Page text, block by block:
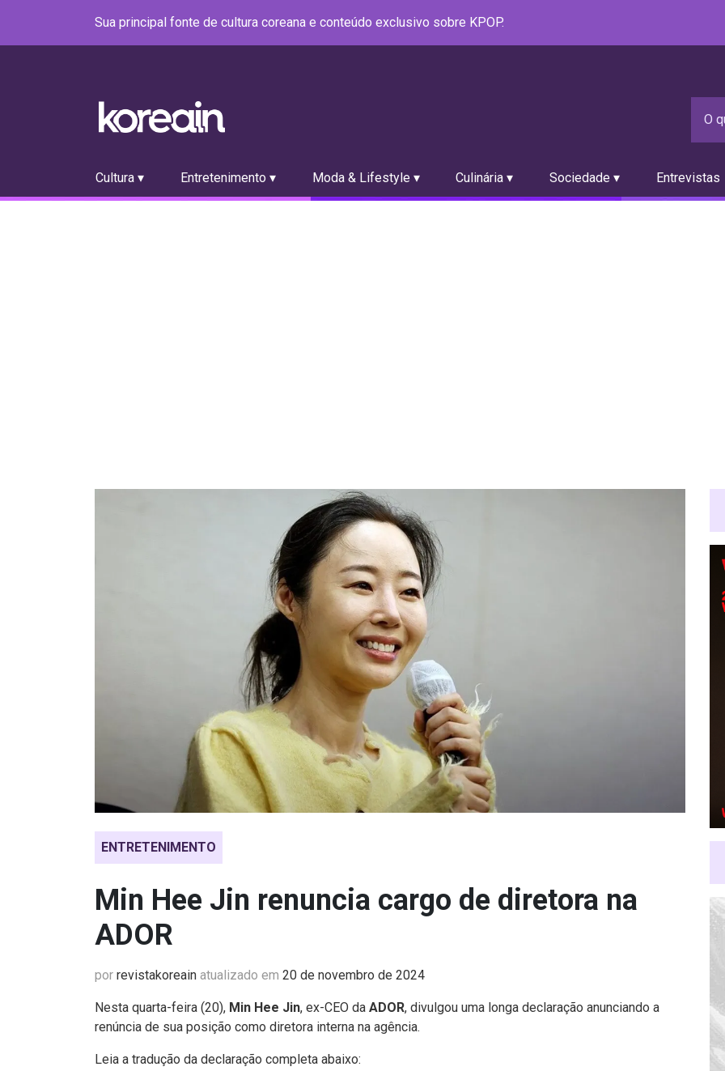
Sua principal fonte de cultura coreana e conteúdo exclusivo sobre KPOP.
Cultura ▾ Entretenimento ▾ Moda & Lifestyle ▾ Culinária ▾ Sociedade ▾ Entrevistas
ENTRETENIMENTO
Min Hee Jin renuncia cargo de diretora na
ADOR
por revistakoreain atualizado em 20 de novembro de 2024
Nesta quarta-feira (20), Min Hee Jin, ex-CEO da ADOR, divulgou uma longa declaração anunciando a
renúncia de sua posição como diretora interna na agência.
Leia a tradução da declaração completa abaixo: